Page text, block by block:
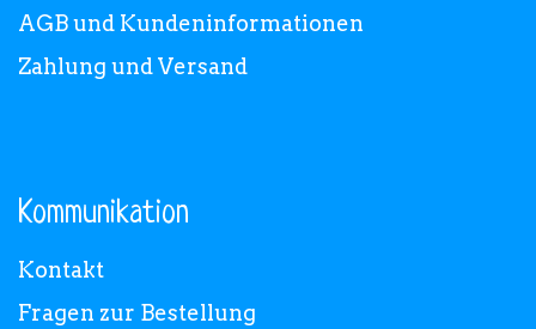
AGB und Kundeninformationen
Zahlung und Versand
Kommunikation
Kontakt
Fragen zur Bestellung